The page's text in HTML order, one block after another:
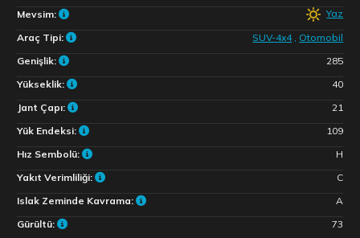
Mevsim:
Yaz
Araç Tipi:
SUV-4x4 , Otomobil
Genişlik:
285
Yükseklik:
40
Jant Çapı:
21
Yük Endeksi:
109
Hız Sembolü:
H
Yakıt Verimliliği:
C
Islak Zeminde Kavrama:
A
Gürültü:
73